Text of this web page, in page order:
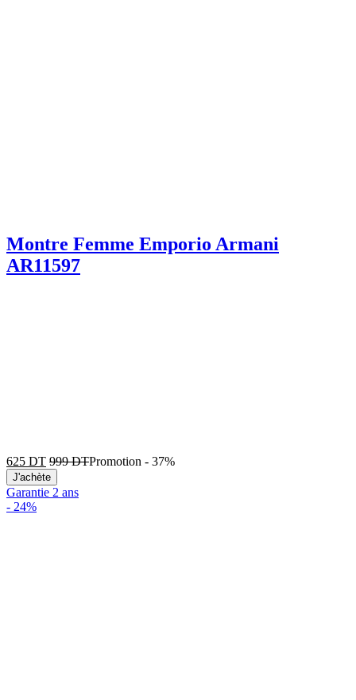
Montre Femme Emporio Armani
AR11597
625 DT 999DTPromotion - 37%
J'achète
Garantie 2 ans
- 24%